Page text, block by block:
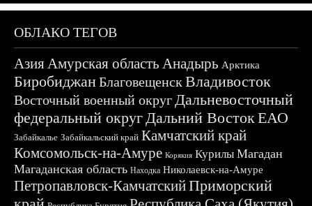
ОБЛАКО ТЕГОВ
АзияАмурская область Анадырь Арктика
БиробиджанБлаговещенскВладивосток
Восточный военный округДальневосточный
федеральный округДальний ВостокЕАО
Забайкалье Забайкальский край Камчатский край
Комсомольск-на-Амуре Корякия Курилы Магадан
Магаданская область Находка Николаевск-на-Амуре
Петропавловск-КамчатскийПриморский